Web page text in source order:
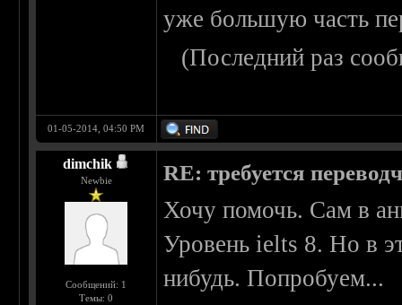
уже большую часть
(Последний раз
01-05-2014, 04:50 PM
dimchik
Newbie
Сообщений: 1
Темы: 0
RE: требуется
Хочу помочь. Сам в
Уровень ielts 8. Но в
нибудь. Попробуем...